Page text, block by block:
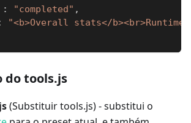
: "completed" ,
"<b>Overall stats</
do tools.js
(Substituir tools.js) - substitui o